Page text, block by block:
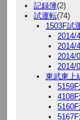
記録簿(2)
試運転(74)
1503F試
2014/
2014/
2014/
2014/
東武東上